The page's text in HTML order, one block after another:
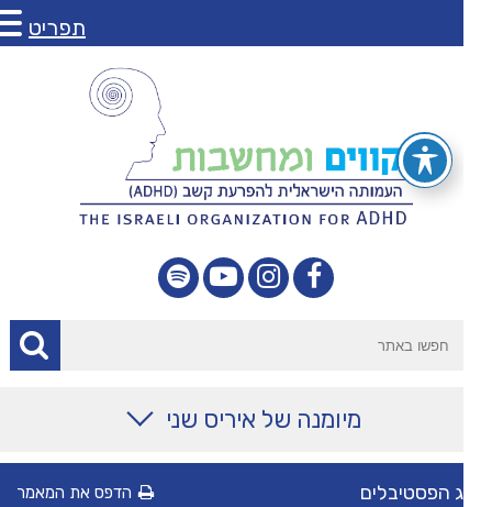
מיומנה של איריס שני
מאמרים
הפסטיבלים הדפס את המאמר
תפריט